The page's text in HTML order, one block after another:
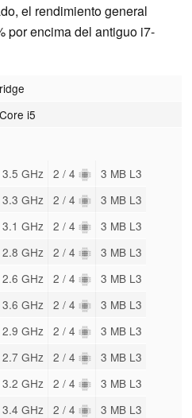
el rendimiento general
por encima del antiguo i7-
i5
GHz 2 / 4 3 MB L3
GHz 2 / 4 3 MB L3
GHz 2 / 4 3 MB L3
GHz 2 / 4 3 MB L3
GHz 2 / 4 3 MB L3
GHz 2 / 4 3 MB L3
GHz 2 / 4 3 MB L3
GHz 2 / 4 3 MB L3
GHz 2 / 4 3 MB L3
GHz 2 / 4 3 MB L3